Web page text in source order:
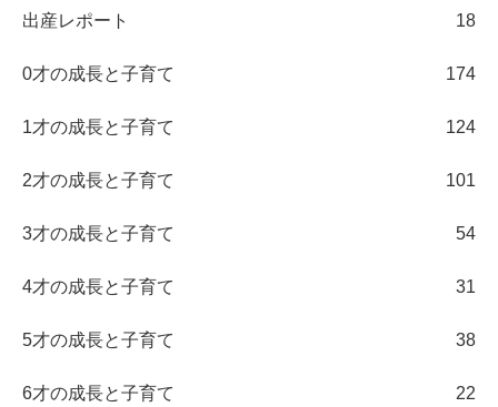
出産レポート 18
0才の成長と子育て 174
1才の成長と子育て 124
2才の成長と子育て 101
3才の成長と子育て 54
4才の成長と子育て 31
5才の成長と子育て 38
6才の成長と子育て 22